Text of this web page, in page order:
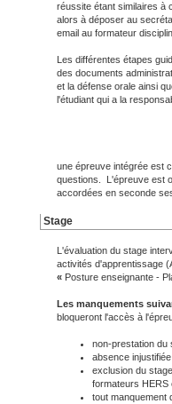
réussite étant similaires à
alors à déposer au
email au formateur
Les différentes étapes
des documents
et la défense orale ainsi
l'étudiant qui a la
une épreuve intégrée est
questions. L'épreuve est
accordées en seconde
Stage
L'évaluation du stage
activités d'apprentissage
« Posture enseignante -
Les manquements
bloqueront l'accès à
non-prestation du
absence
exclusion du
formateurs HERS
tout manquement